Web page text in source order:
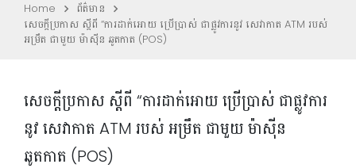
Home
ព័ត៌មាន
សេចក្តីប្រកាស ស្តីពី “ការដាក់អោយ ប្រើប្រាស់ ជាផ្លូវការនូវ សេវាកាត ATM របស់
អម្រឹត ជាមួយ ម៉ាស៊ីន ឆូតកាត (POS)
សេចក្តីប្រកាស ស្តីពី “ការដាក់អោយ ប្រើប្រាស់ ជាផ្លូវការ
នូវ សេវាកាត ATM របស់ អម្រឹត ជាមួយ ម៉ាស៊ីន
ឆូតកាត (POS)